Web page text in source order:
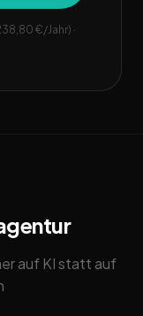
€/Jahr) ·
auf KI statt auf